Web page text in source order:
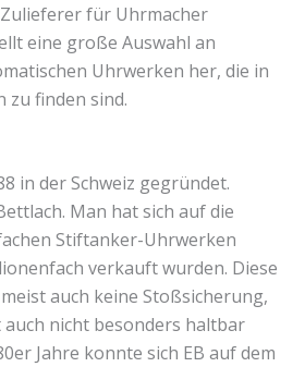
für Uhrmacher
eine große Auswahl an
Uhrwerken her, die in
zu finden sind.
in der Schweiz gegründet.
Man hat sich auf die
Stiftanker-Uhrwerken
verkauft wurden. Diese
auch keine Stoßsicherung,
auch nicht besonders haltbar
Jahre konnte sich EB auf dem